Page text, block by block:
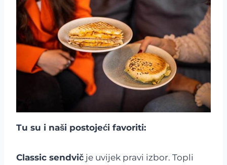
Tu su i naši postojeći favoriti:
Classic sendvič je uvijek pravi izbor. Topli